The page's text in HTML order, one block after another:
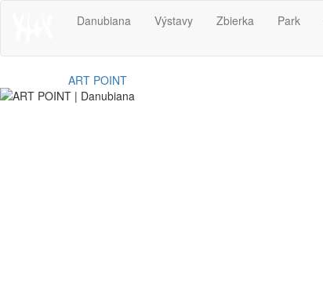
Danubiana Výstavy Zbierka Park
ART POINT